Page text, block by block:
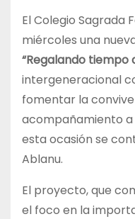
El Colegio Sagrada
miércoles una
“Regalando tiempo
intergeneracional
fomentar la
acompañamiento a
esta ocasión se
Ablanu.
El proyecto, que
el foco en la